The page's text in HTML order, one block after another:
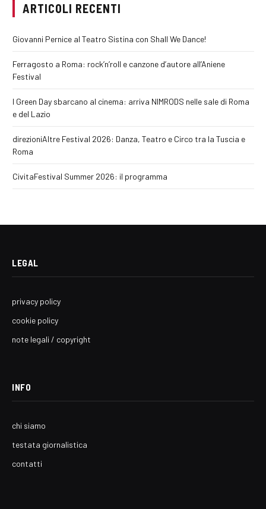
ARTICOLI RECENTI
Giovanni Pernice al Teatro Sistina con Shall We Dance!
Ferragosto a Roma: rock’n’roll e canzone d’autore all’Aniene
Festival
I Green Day sbarcano al cinema: arriva NIMRODS nelle sale di Roma
e del Lazio
direzioniAltre Festival 2026: Danza, Teatro e Circo tra la Tuscia e
Roma
CivitaFestival Summer 2026: il programma
LEGAL
privacy policy
cookie policy
note legali / copyright
INFO
chi siamo
testata giornalistica
contatti